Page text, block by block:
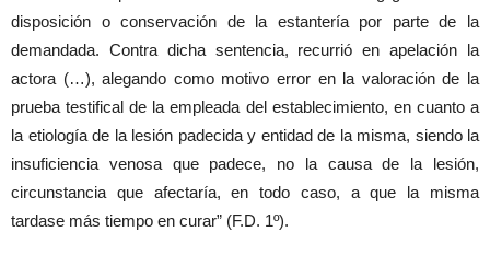
disposición o conservación de la estantería por parte de la
demandada. Contra dicha sentencia, recurrió en apelación la
actora (…), alegando como motivo error en la valoración de la
prueba testifical de la empleada del establecimiento, en cuanto a
la etiología de la lesión padecida y entidad de la misma, siendo la
insuficiencia venosa que padece, no la causa de la lesión,
circunstancia que afectaría, en todo caso, a que la misma
tardase más tiempo en curar” (F.D. 1º).